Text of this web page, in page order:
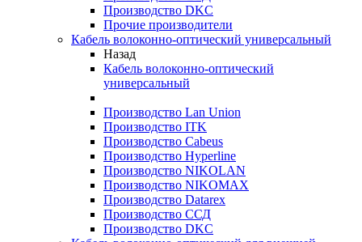
Производство DKC
Прочие производители
Кабель волоконно-оптический универсальный
Назад
Кабель волоконно-оптический
универсальный
Производство Lan Union
Производство ITK
Производство Cabeus
Производство Hyperline
Производство NIKOLAN
Производство NIKOMAX
Производство Datarex
Производство ССД
Производство DKC